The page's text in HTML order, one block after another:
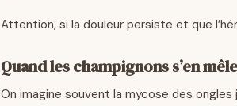
Attention, si la douleur persiste et que
Quand les champignons s’en
On imagine souvent la mycose des